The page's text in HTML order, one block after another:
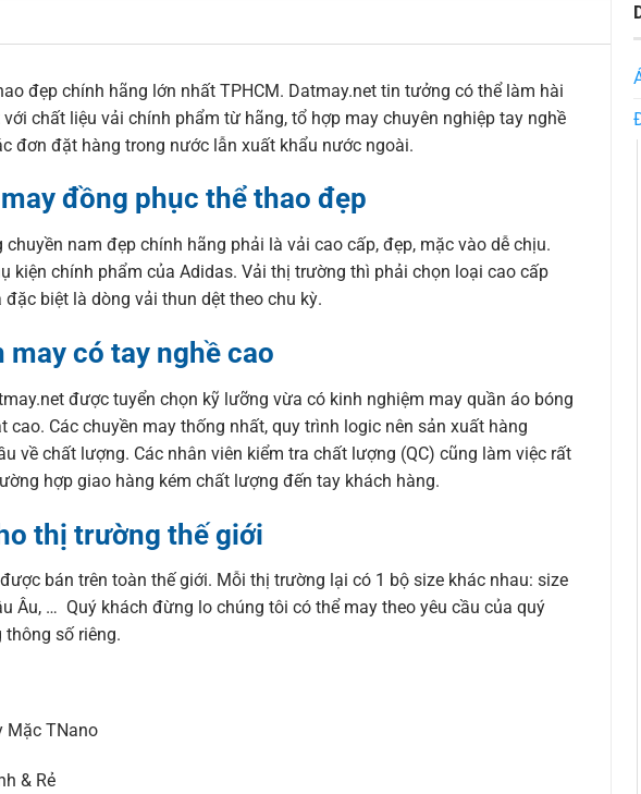
đẹp chính hãng lớn nhất TPHCM. Datmay.net tin tưởng có thể làm hài
chất liệu vải chính phẩm từ hãng, tổ hợp may chuyên nghiệp tay nghề
đơn đặt hàng trong nước lẫn xuất khẩu nước ngoài.
đồng phục thể thao đẹp
nam đẹp chính hãng phải là vải cao cấp, đẹp, mặc vào dễ chịu.
kiện chính phẩm của Adidas. Vải thị trường thì phải chọn loại cao cấp
đặc biệt là dòng vải thun dệt theo chu kỳ.
có tay nghề cao
được tuyển chọn kỹ lưỡng vừa có kinh nghiệm may quần áo bóng
cao. Các chuyền may thống nhất, quy trình logic nên sản xuất hàng
về chất lượng. Các nhân viên kiểm tra chất lượng (QC) cũng làm việc rất
hợp giao hàng kém chất lượng đến tay khách hàng.
thị trường thế giới
bán trên toàn thế giới. Mỗi thị trường lại có 1 bộ size khác nhau: size
Âu, … Quý khách đừng lo chúng tôi có thể may theo yêu cầu của quý
số riêng.
Mặc TNano
& Rẻ